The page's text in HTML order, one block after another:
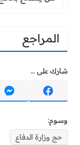
المراجع
شارك على ...
وسوم:
حج وزارة الدفاع